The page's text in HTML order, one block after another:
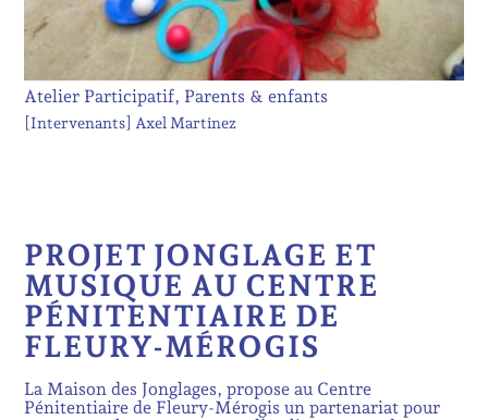
Atelier Participatif, Parents & enfants
[Intervenants] Axel Martinez
PROJET JONGLAGE ET
MUSIQUE AU CENTRE
PÉNITENTIAIRE DE
FLEURY-MÉROGIS
La Maison des Jonglages, propose au Centre
Pénitentiaire de Fleury-Mérogis un partenariat pour